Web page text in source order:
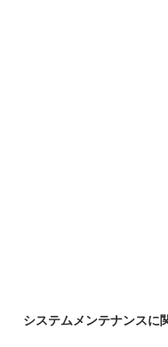
システムメンテナンスに